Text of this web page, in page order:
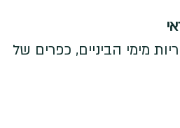
מימי הביניים, כפרים של